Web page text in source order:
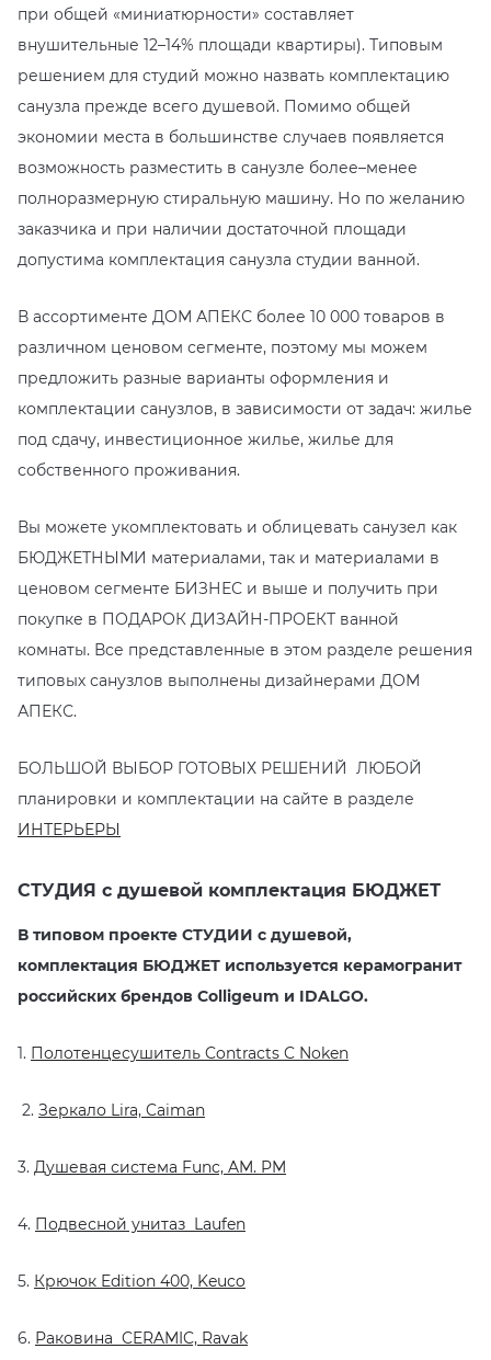
EMIL CERAMICA
EQUIPE
FIANDRE
FIORANESE
GRESPANIA
IDALGO
ITALON
KERAMA MARAZZI
PAMESA
PERONDA
PORCELANOSA
SANT’AGOSTINO
ГРАНИТЕЯ
УРАЛЬСКИЙ ГРАНИТ
ITALON
KERAMA MARAZZI
LA FABBRICA AVA
LAMINAM
L’ANTIC COLONIAL
MAXFINE IRIS
SAPIENSTONE
XLIGHT XTONE URBATEK
XXL Pamesa
VIDREPUR
ШКАФЫ И ПЕНАЛЫ
ДУШЕВЫЕ ОГРАЖДЕНИЯ
ИНСТАЛЛЯЦИИ И КЛАВИШИ СМЫВА
ОБОГРЕВАТЕЛИ
ПЛАСТИНЫ ИЗ ИСКУССТВЕННОГО КАМНЯ
ПОДДОНЫ
ПОЛОТЕНЦЕСУШИТЕЛИ
СИСТЕМЫ СЛИВА
СМЕСИТЕЛИ
УНИТАЗЫ И ПИCCУАРЫ
ПРОФИЛИ И ПЛИНТУСЫ
РЕМОНТНЫЕ СОСТАВЫ ДЛЯ БЕТОНА
СИСТЕМА ВЫРАВНИВАНИЯ
при общей «миниатюрности» составляет
внушительные 12–14% площади квартиры). Типовым
решением для студий можно назвать комплектацию
санузла прежде всего душевой. Помимо общей
экономии места в большинстве случаев появляется
возможность разместить в санузле более–менее
полноразмерную стиральную машину. Но по желанию
заказчика и при наличии достаточной площади
допустима комплектация санузла студии ванной.
В ассортименте ДОМ АПЕКС более 10 000 товаров в
различном ценовом сегменте, поэтому мы можем
предложить разные варианты оформления и
комплектации санузлов, в зависимости от задач: жилье
под сдачу, инвестиционное жилье, жилье для
собственного проживания.
Вы можете укомплектовать и облицевать санузел как
БЮДЖЕТНЫМИ материалами, так и материалами в
ценовом сегменте БИЗНЕС и выше и получить при
покупке в ПОДАРОК ДИЗАЙН-ПРОЕКТ ванной
комнаты. Все представленные в этом разделе решения
типовых санузлов выполнены дизайнерами ДОМ
АПЕКС.
БОЛЬШОЙ ВЫБОР ГОТОВЫХ РЕШЕНИЙ ЛЮБОЙ
планировки и комплектации на сайте в разделе
ИНТЕРЬЕРЫ
СТУДИЯ с душевой комплектация БЮДЖЕТ
В типовом проекте СТУДИИ с душевой,
комплектация БЮДЖЕТ используется керамогранит
российских брендов Colligeum и IDALGO.
1. Полотенцесушитель Contracts C Noken
2. Зеркало Lira, Caiman
3. Душевая система Func, AM. PM
4. Подвесной унитаз Laufen
5. Крючок Edition 400, Keuco
6. Раковина CERAMIC, Ravak